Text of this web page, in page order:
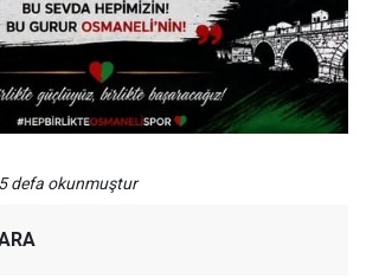
defa okunmuştur